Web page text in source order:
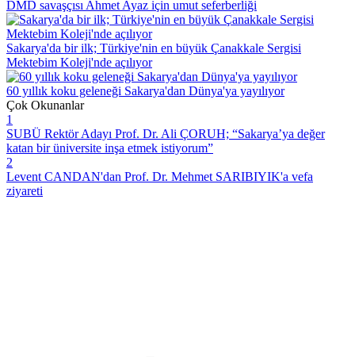
DMD savaşçısı Ahmet Ayaz için umut seferberliği
Sakarya'da bir ilk; Türkiye'nin en büyük Çanakkale Sergisi
Mektebim Koleji'nde açılıyor
60 yıllık koku geleneği Sakarya'dan Dünya'ya yayılıyor
Çok Okunanlar
1
SUBÜ Rektör Adayı Prof. Dr. Ali ÇORUH; “Sakarya’ya değer
katan bir üniversite inşa etmek istiyorum”
2
Levent CANDAN'dan Prof. Dr. Mehmet SARIBIYIK'a vefa
ziyareti